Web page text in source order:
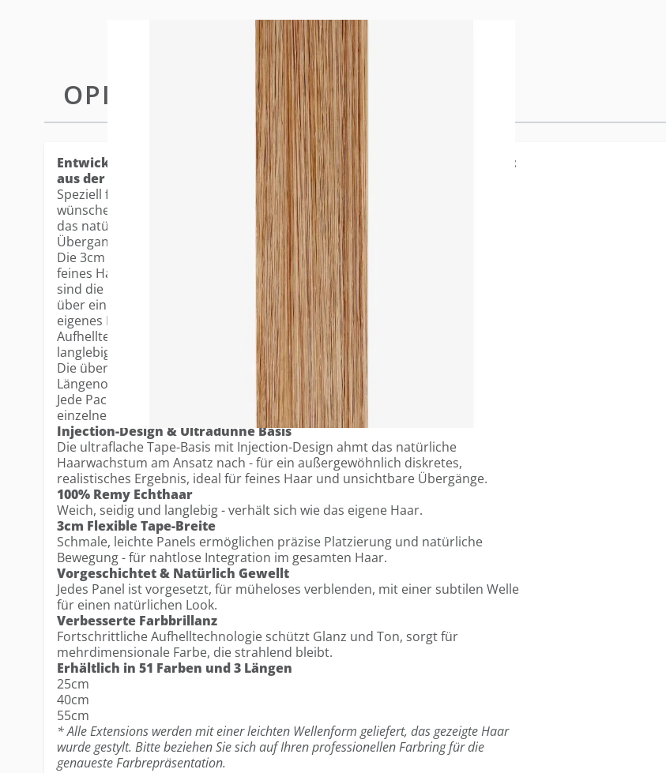
OPIS PLUS TAPE-IN EXTENSIONS 25CM - 8
Entwickelt, um so auszusehen und sich so anzufühlen, als ob sie direkt
aus der Kopfhaut wachsen.
Speziell für Kundinnen entwickelt, die ein besonders natürliches Ergebnis
wünschen, verfügt die ultradünne Tape-Basis über ein Injection-Design, die
das natürliche Haarwachstum am Ansatz imitiert. So entsteht ein nahtloser
Übergang und ein außergewöhnlich diskreter Look.
Die 3cm breite Klebefläche ermöglicht flexible Platzierung und ist ideal für
feines Haar mit natürlicher Bewegung. Gefertigt aus 100% Remy Echthaar,
sind die Plus Tapes vorgeschichtet für müheloses Blending und verfügen
über eine leichte natürliche Welle für ein realistisches Finish. Sie können wie
eigenes Haar gestylt, gewaschen und gepflegt werden. Die fortschrittliche
Aufhelltechnologie bewahrt Glanz und Farbintensität – für ein hochwertiges,
langlebiges Ergebnis.
Die überarbeitete Plus-Serie bietet jetzt neue Farben und eine zusätzliche
Längenoption, um jeden Look noch individueller gestalten zu können.
Jede Packung enthält 12 Tapes, ausreichend für 6 Sandwiches oder 12
einzelne Panels, wenn sie mit Single Sided Tape kombiniert werden.
Injection-Design & Ultradünne Basis
Die ultraflache Tape-Basis mit Injection-Design ahmt das natürliche
Haarwachstum am Ansatz nach - für ein außergewöhnlich diskretes,
realistisches Ergebnis, ideal für feines Haar und unsichtbare Übergänge.
100% Remy Echthaar
Weich, seidig und langlebig - verhält sich wie das eigene Haar.
3cm Flexible Tape-Breite
Schmale, leichte Panels ermöglichen präzise Platzierung und natürliche
Bewegung - für nahtlose Integration im gesamten Haar.
Vorgeschichtet & Natürlich Gewellt
Jedes Panel ist vorgesetzt, für müheloses verblenden, mit einer subtilen Welle
für einen natürlichen Look.
Verbesserte Farbbrillanz
Fortschrittliche Aufhelltechnologie schützt Glanz und Ton, sorgt für
mehrdimensionale Farbe, die strahlend bleibt.
Erhältlich in 51 Farben und 3 Längen
25cm
40cm
55cm
* Alle Extensions werden mit einer leichten Wellenform geliefert, das gezeigte Haar
wurde gestylt. Bitte beziehen Sie sich auf Ihren professionellen Farbring für die
genaueste Farbrepräsentation.